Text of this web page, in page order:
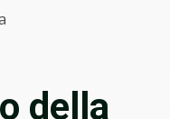
della